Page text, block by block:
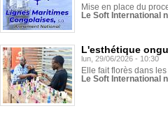
Mise en place du
Le Soft International
L'esthétique
lun, 29/06/2026 - 10:30
Elle fait florès dans
Le Soft International